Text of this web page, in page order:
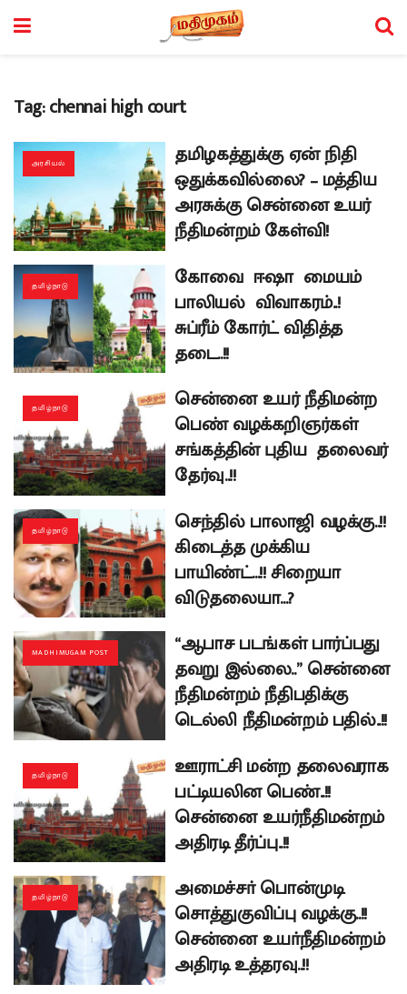
Tag:chennai high court
அரசியல்
தமிழகத்துக்கு ஏன் நிதி
ஒதுக்கவில்லை? – மத்திய
அரசுக்கு சென்னை உயர்
நீதிமன்றம் கேள்வி!
தமிழ்நாடு
கோவை ஈஷா மையம்
பாலியல் விவாகரம்..!
சுப்ரீம் கோர்ட் விதித்த
தடை..!!
தமிழ்நாடு
சென்னை உயர் நீதிமன்ற
பெண் வழக்கறிஞர்கள்
சங்கத்தின் புதிய தலைவர்
தேர்வு..!!
தமிழ்நாடு
செந்தில் பாலாஜி வழக்கு..!!
கிடைத்த முக்கிய
பாயிண்ட்…!! சிறையா
விடுதலையா…?
MADHIMUGAM POST
“ஆபாச படங்கள் பார்ப்பது
தவறு இல்லை..” சென்னை
நீதிமன்றம் நீதிபதிக்கு
டெல்லி நீதிமன்றம் பதில்..!!
தமிழ்நாடு
ஊராட்சி மன்ற தலைவராக
பட்டியலின பெண்..!!
சென்னை உயர்நீதிமன்றம்
அதிரடி தீர்ப்பு..!!
தமிழ்நாடு
அமைச்சா் பொன்முடி
சொத்துகுவிப்பு வழக்கு..!!
சென்னை உயா்நீதிமன்றம்
அதிரடி உத்தரவு..!!